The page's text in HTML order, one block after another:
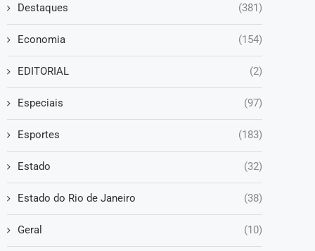
Destaques (381)
Economia (154)
EDITORIAL (2)
Especiais (97)
Esportes (183)
Estado (32)
Estado do Rio de Janeiro (38)
Geral (10)